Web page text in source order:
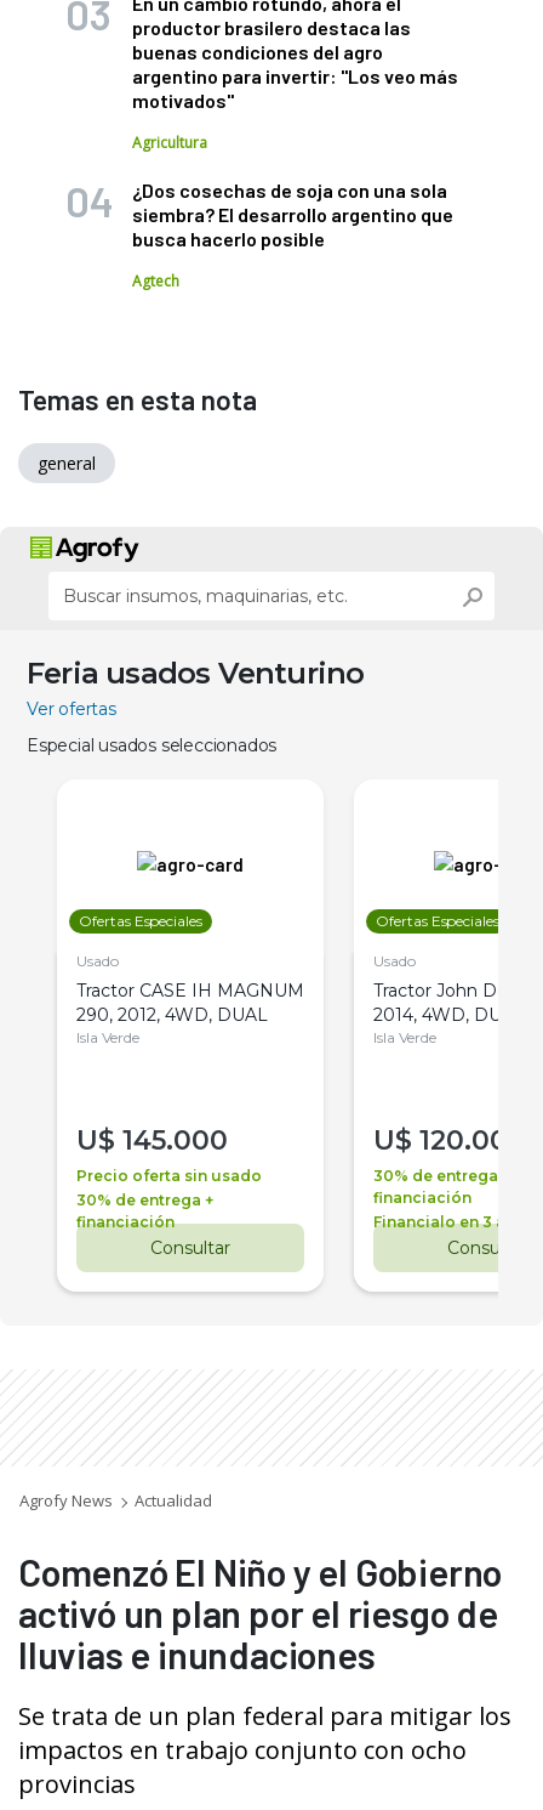
productor brasilero destaca las
buenas condiciones del agro
argentino para invertir: "Los veo más
motivados"
Agricultura
¿Dos cosechas de soja con una sola
siembra? El desarrollo argentino que
busca hacerlo posible
Agtech
Temas en esta nota
general
Feria usados Venturino
Ver ofertas
Especial usados seleccionados
Ofertas Especiales
Usado
Tractor CASE IH MAGNUM
290, 2012, 4WD, DUAL
Isla Verde
U$ 145.000
Precio oferta sin usado
30% de entrega +
financiación
Consultar
Ofertas Especiales
Usado
Tractor John Deere
2014, 4WD, DUAL
Isla Verde
U$ 120.000
30% de entrega +
financiación
Financialo en 3 años
Consultar
Agrofy News Actualidad
Comenzó El Niño y el Gobierno
activó un plan por el riesgo de
lluvias e inundaciones
Se trata de un plan federal para mitigar los
impactos en trabajo conjunto con ocho
provincias